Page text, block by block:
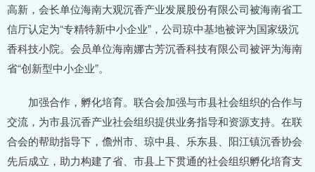
高新，会长单位海南大观沉香产业发展股份有限公司被海南省工
信厅认定为“专精特新中小企业”，公司琼中基地被评为国家级沉
香科技小院。会员单位海南娜古芳沉香科技有限公司被评为海南
省“创新型中小企业”。
加强合作，孵化培育。联合会加强与市县社会组织的合作与
交流，为市县沉香产业社会组织提供业务指导和资源支持。在联
合会的帮助指导下，儋州市、琼中县、乐东县、阳江镇沉香协会
先后成立，助力构建了省、市县上下贯通的社会组织孵化培育支